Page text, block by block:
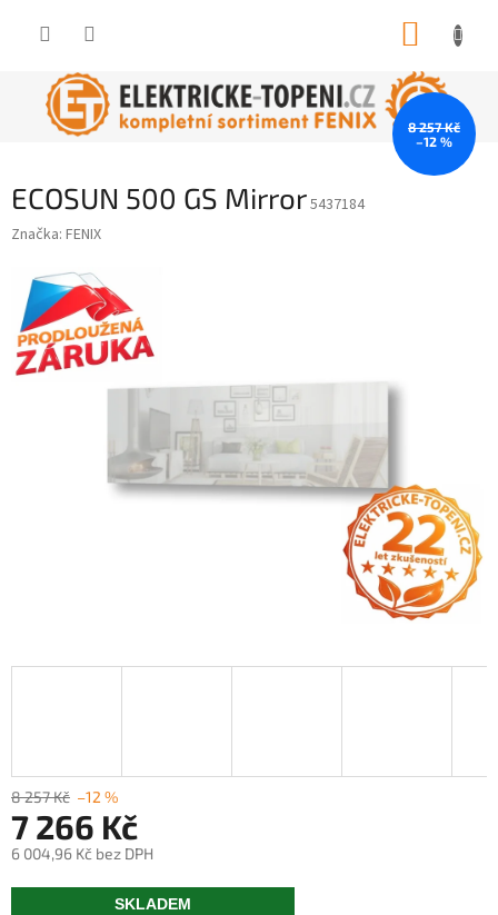
ECOSUN 500 GS Mirror5437184
Značka: FENIX
8 257 Kč
–12 %
8 257 Kč –12 %
7 266 Kč
6 004,96 Kč bez DPH
Měrná
SKLADEM